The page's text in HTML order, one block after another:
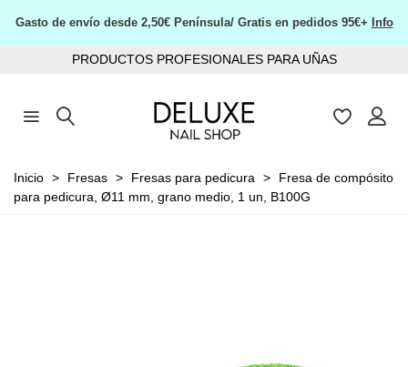
Gasto de envío desde 2,50€ Península/ Gratis en pedidos 95€+ Info
PRODUCTOS PROFESIONALES PARA UÑAS
Inicio > Fresas > Fresas para pedicura >
Fresa de compósito
para pedicura, Ø11 mm, grano medio, 1 un, B100G